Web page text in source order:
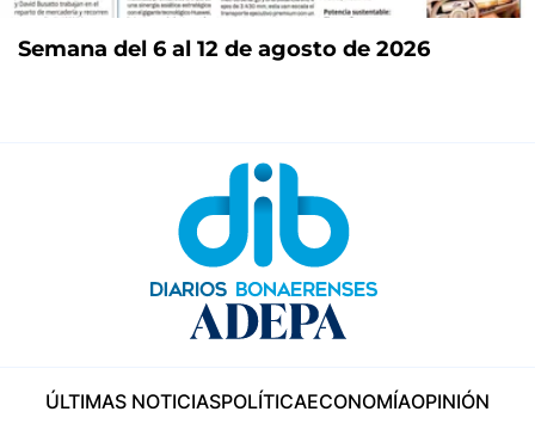
Semana del 6 al 12 de agosto de 2026
ÚLTIMAS NOTICIASPOLÍTICAECONOMÍAOPINIÓN